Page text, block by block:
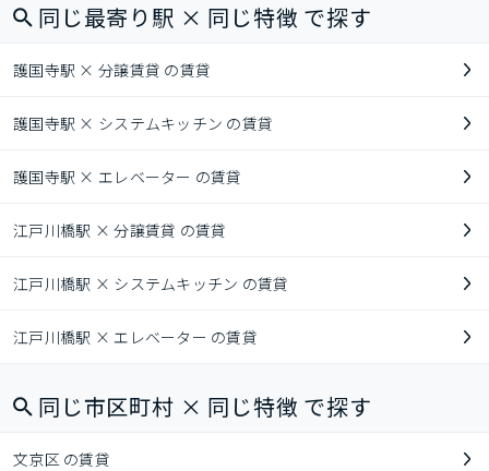
同じ最寄り駅 × 同じ特徴 で探す
護国寺駅 × 分譲賃貸 の賃貸
護国寺駅 × システムキッチン の賃貸
護国寺駅 × エレベーター の賃貸
江戸川橋駅 × 分譲賃貸 の賃貸
江戸川橋駅 × システムキッチン の賃貸
江戸川橋駅 × エレベーター の賃貸
同じ市区町村 × 同じ特徴 で探す
文京区 の賃貸